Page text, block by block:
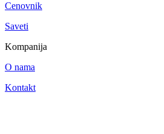
Cenovnik
Saveti
Kompanija
O nama
Kontakt